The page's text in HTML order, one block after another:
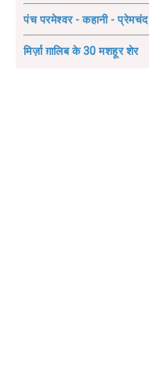
पंच परमेश्वर - कहानी - प्रेमचंद
मिर्ज़ा ग़ालिब के 30 मशहूर शेर